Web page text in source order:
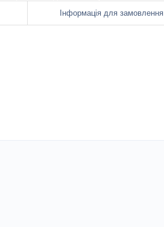
Інформація для замовлення